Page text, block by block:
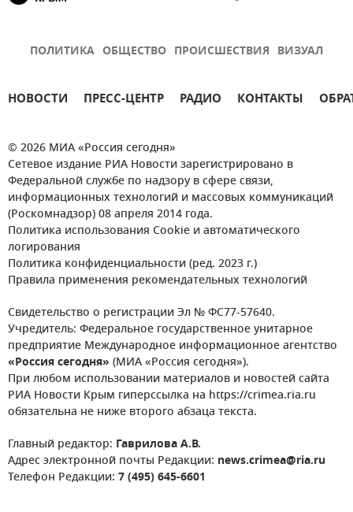
ПОЛИТИКА ОБЩЕСТВО ПРОИСШЕСТВИЯ ВИЗУАЛ
НОВОСТИ ПРЕСС-ЦЕНТР РАДИО КОНТАКТЫ
© 2026 МИА «Россия сегодня»
Сетевое издание РИА Новости зарегистрировано в
Федеральной службе по надзору в сфере связи,
информационных технологий и массовых коммуникаций
(Роскомнадзор) 08 апреля 2014 года.
Политика использования Cookie и автоматического
логирования
Политика конфиденциальности (ред. 2023 г.)
Правила применения рекомендательных технологий
Свидетельство о регистрации Эл № ФС77-57640.
Учредитель: Федеральное государственное унитарное
предприятие Международное информационное агентство
«Россия сегодня» (МИА «Россия сегодня»).
При любом использовании материалов и новостей сайта
РИА Новости Крым гиперссылка на https://crimea.ria.ru
обязательна не ниже второго абзаца текста.
Главный редактор: Гаврилова А.В.
Адрес электронной почты Редакции: news.crimea@ria.ru
Телефон Редакции: 7 (495) 645-6601